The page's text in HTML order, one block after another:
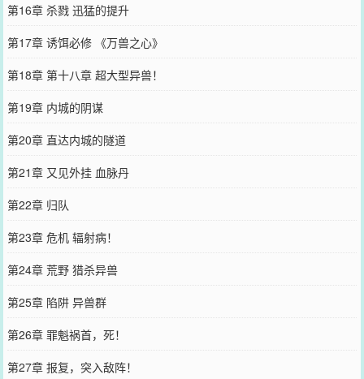
第16章 杀戮 迅猛的提升
第17章 诱饵必修 《万兽之心》
第18章 第十八章 超大型异兽！
第19章 内城的阴谋
第20章 直达内城的隧道
第21章 又见外挂 血脉丹
第22章 归队
第23章 危机 辐射病！
第24章 荒野 猎杀异兽
第25章 陷阱 异兽群
第26章 罪魁祸首，死！
第27章 报复，突入敌阵！